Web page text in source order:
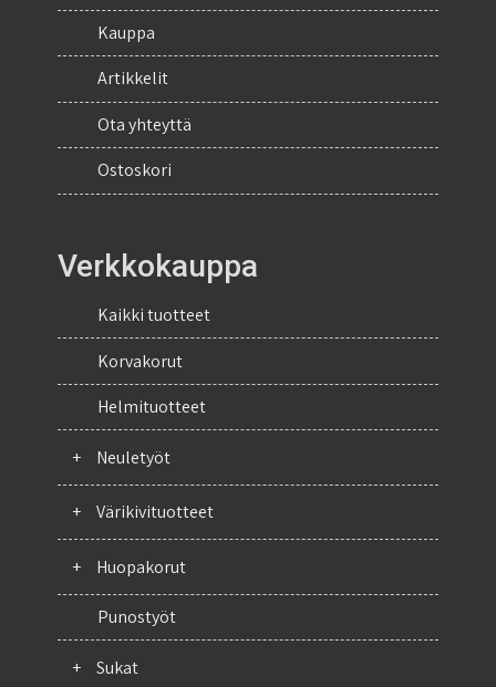
Kauppa
Artikkelit
Ota yhteyttä
Ostoskori
Verkkokauppa
Kaikki tuotteet
Korvakorut
Helmituotteet
+ Neuletyöt
+ Värikivituotteet
+ Huopakorut
Punostyöt
+ Sukat